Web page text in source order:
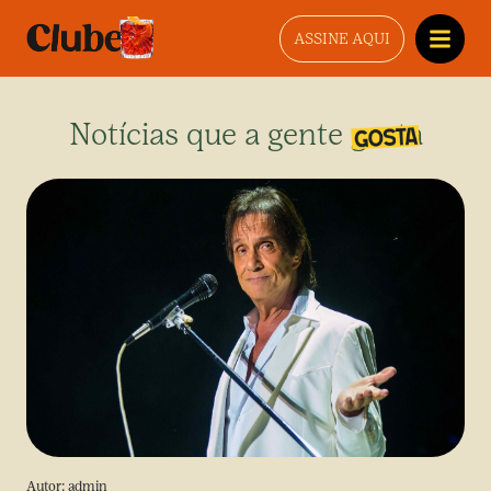
ASSINE AQUI
Notícias que a gente gosta
Autor: admin